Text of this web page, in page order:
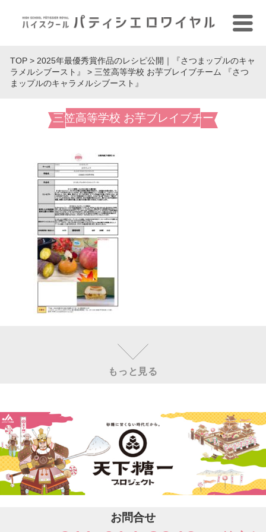
TOP> 2025年最優秀賞作品のレシピ公開｜『さつまップルのキャ
ラメルシブースト』
> 三笠高等学校 お芋ブレイブチーム 『さつ
まップルのキャラメルシブースト』
三笠高等学校 お芋ブレイブチー
シブースト』
もっと見る
お問合せ